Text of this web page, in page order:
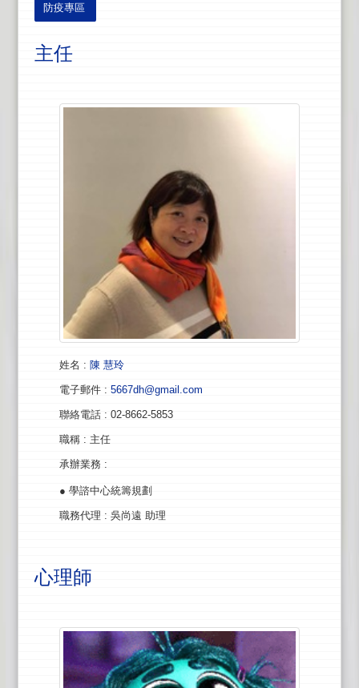
防疫專區
主任
姓名 : 陳 慧玲
電子郵件 :5667dh@gmail.com
聯絡電話 : 02-8662-5853
職稱 : 主任
承辦業務 :
● 學諮中心統籌規劃
職務代理 : 吳尚遠 助理
心理師